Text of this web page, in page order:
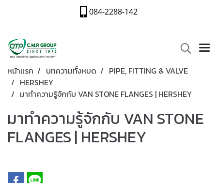
084-2288-142
หน้าแรก บทความทั้งหมด
PIPE, FITTING & VALVE
HERSHEY
มาทำความรู้จักกับ VAN STONE FLANGES​ | HERSHEY
มาทำความรู้จักกับ VAN STONE
FLANGES​ | HERSHEY